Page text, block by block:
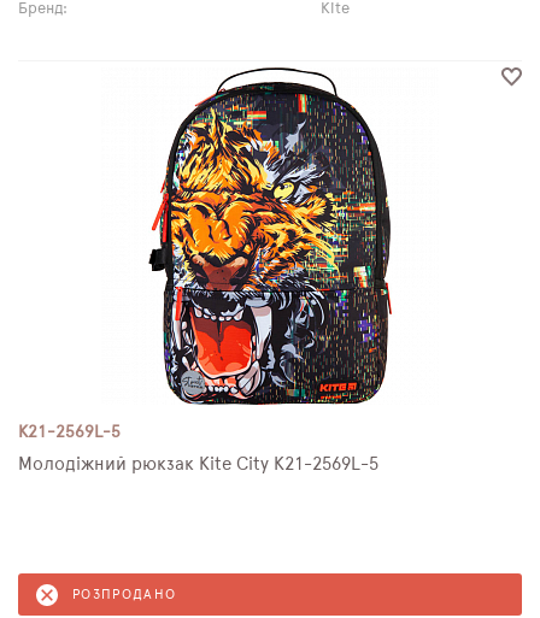
Бренд:
Kite
K21-2569L-5
Молодіжний рюкзак Kite City K21-2569L-5
РОЗПРОДАНО